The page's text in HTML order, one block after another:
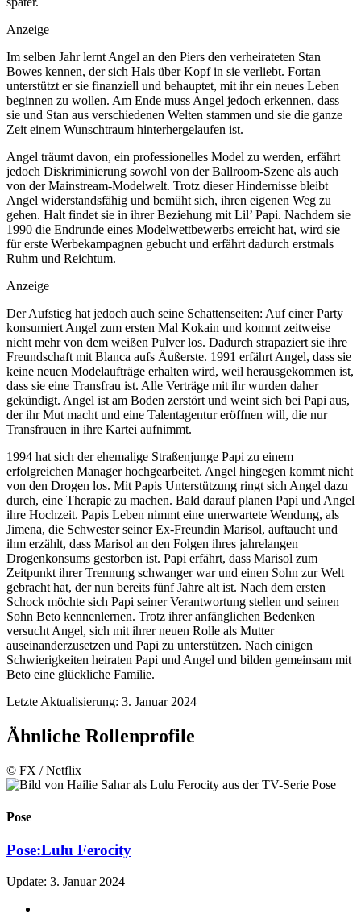
Anzeige
Im selben Jahr lernt Angel an den Piers den verheirateten Stan
Bowes kennen, der sich Hals über Kopf in sie verliebt. Fortan
unterstützt er sie finanziell und behauptet, mit ihr ein neues Leben
beginnen zu wollen. Am Ende muss Angel jedoch erkennen, dass
sie und Stan aus verschiedenen Welten stammen und sie die ganze
Zeit einem Wunschtraum hinterhergelaufen ist.
Angel träumt davon, ein professionelles Model zu werden, erfährt
jedoch Diskriminierung sowohl von der Ballroom-Szene als auch
von der Mainstream-Modelwelt. Trotz dieser Hindernisse bleibt
Angel widerstandsfähig und bemüht sich, ihren eigenen Weg zu
gehen. Halt findet sie in ihrer Beziehung mit Lil’ Papi. Nachdem sie
1990 die Endrunde eines Modelwettbewerbs erreicht hat, wird sie
für erste Werbekampagnen gebucht und erfährt dadurch erstmals
Ruhm und Reichtum.
Anzeige
Der Aufstieg hat jedoch auch seine Schattenseiten: Auf einer Party
konsumiert Angel zum ersten Mal Kokain und kommt zeitweise
nicht mehr von dem weißen Pulver los. Dadurch strapaziert sie ihre
Freundschaft mit Blanca aufs Äußerste. 1991 erfährt Angel, dass sie
keine neuen Modelaufträge erhalten wird, weil herausgekommen ist,
dass sie eine Transfrau ist. Alle Verträge mit ihr wurden daher
gekündigt. Angel ist am Boden zerstört und weint sich bei Papi aus,
der ihr Mut macht und eine Talentagentur eröffnen will, die nur
Transfrauen in ihre Kartei aufnimmt.
1994 hat sich der ehemalige Straßenjunge Papi zu einem
erfolgreichen Manager hochgearbeitet. Angel hingegen kommt nicht
von den Drogen los. Mit Papis Unterstützung ringt sich Angel dazu
durch, eine Therapie zu machen. Bald darauf planen Papi und Angel
ihre Hochzeit. Papis Leben nimmt eine unerwartete Wendung, als
Jimena, die Schwester seiner Ex-Freundin Marisol, auftaucht und
ihm erzählt, dass Marisol an den Folgen ihres jahrelangen
Drogenkonsums gestorben ist. Papi erfährt, dass Marisol zum
Zeitpunkt ihrer Trennung schwanger war und einen Sohn zur Welt
gebracht hat, der nun bereits fünf Jahre alt ist. Nach dem ersten
Schock möchte sich Papi seiner Verantwortung stellen und seinen
Sohn Beto kennenlernen. Trotz ihrer anfänglichen Bedenken
versucht Angel, sich mit ihrer neuen Rolle als Mutter
auseinanderzusetzen und Papi zu unterstützen. Nach einigen
Schwierigkeiten heiraten Papi und Angel und bilden gemeinsam mit
Beto eine glückliche Familie.
Letzte Aktualisierung: 3. Januar 2024
Ähnliche Rollenprofile
© FX / Netflix
Pose
Pose:Lulu Ferocity
Update: 3. Januar 2024